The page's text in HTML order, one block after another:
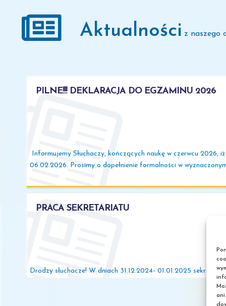
ani
Aktualności z naszego
PILNE!!! DEKLARACJA DO EGZAMINU 2026
Informujemy Słuchaczy, kończących naukę w czerwcu 2026,
06.02.2026. Prosimy o dopełnienie formalności w
PRACA SEKRETARIATU
Drodzy słuchacze! W dniach 31.12.2024- 01.01.2025